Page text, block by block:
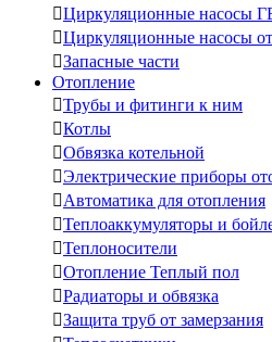
Циркуляционные насосы
Циркуляционные насосы
Запасные части
Отопление
Трубы и фитинги к ним
Котлы
Обвязка котельной
Электрические приборы
Автоматика для отопления
Теплоаккумуляторы и
Теплоносители
Отопление Теплый пол
Радиаторы и обвязка
Защита труб от замерзания